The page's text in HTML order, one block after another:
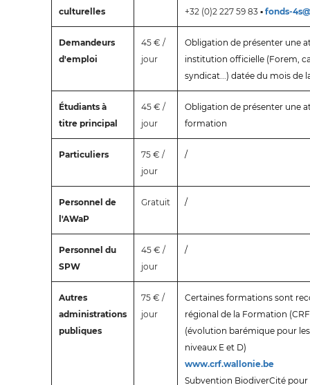
culturelles
+32 (0)2 227 59 83 ▪ fonds-
Demandeurs
d'emploi
45 € /
jour
Obligation de présenter une
institution officielle (Forem,
syndicat...) datée du mois de
Étudiants à
titre principal
45 € /
jour
Obligation de présenter une
formation
Particuliers
75 € /
jour
/
Personnel de
l'AWaP
Gratuit /
Personnel du
SPW
45 € /
jour
/
Autres
administrations
publiques
75 € /
jour
Certaines formations sont
régional de la Formation
(évolution barémique pour
niveaux E et D)
www.crf.wallonie.be
Subvention BiodiverCité